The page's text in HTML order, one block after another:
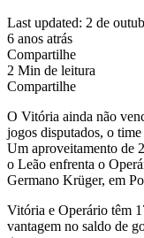
Last updated: 2 de
6 anos atrás
Compartilhe
2 Min de leitura
Compartilhe
O Vitória ainda não
jogos disputados, o
Um aproveitamento de
o Leão enfrenta o
Germano Krüger, em
Vitória e Operário têm
vantagem no saldo de